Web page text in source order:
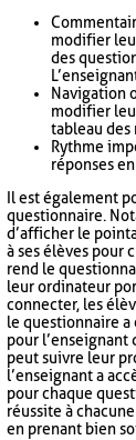
modifier
des
Navigation
modifier
tableau des
Rythme
réponses
Il est également
questionnaire.
d’afficher le
à ses élèves pour
rend le
leur ordinateur
connecter, les
le questionnaire
pour
peut suivre leur
l’enseignant a
pour chaque
réussite à
en prenant bien